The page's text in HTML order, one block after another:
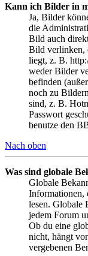
Kann ich Bilder in
Ja, Bilder
die
Bild auch
Bild verlinken,
liegt, z. B.
weder Bilder
befinden
noch zu
sind, z. B.
Passwort
benutze den
Nach oben
Was sind globale
Globale
Informationen,
lesen. Globale
jedem Forum
Ob du eine
nicht, hängt
vergebenen